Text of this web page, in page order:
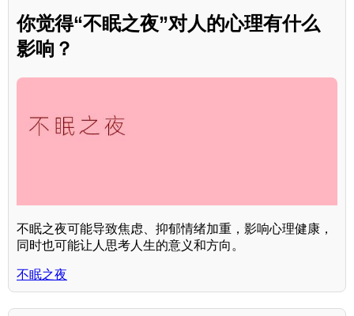
你觉得“不眠之夜”对人的心理有什么
影响？
不眠之夜可能导致焦虑、抑郁情绪加重，影响心理健康，
同时也可能让人思考人生的意义和方向。
不眠之夜